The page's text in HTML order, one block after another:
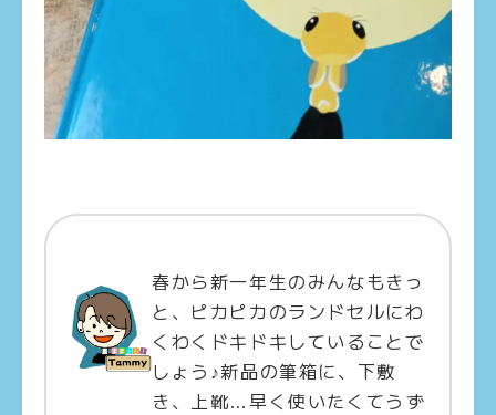
春から新一年生のみんなもきっ
と、ピカピカのランドセルにわ
くわくドキドキしていることで
しょう♪新品の筆箱に、下敷
き、上靴…早く使いたくてうず